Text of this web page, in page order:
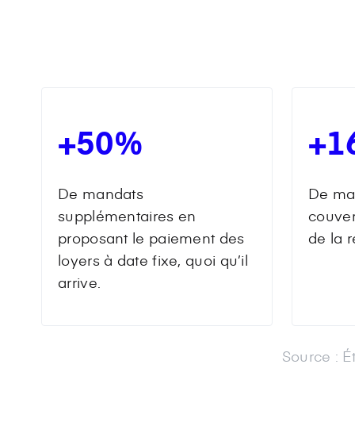
+50%
De mandats
supplémentaires en
proposant le paiement des
loyers à date fixe, quoi qu’il
arrive.
De
de la
Source :